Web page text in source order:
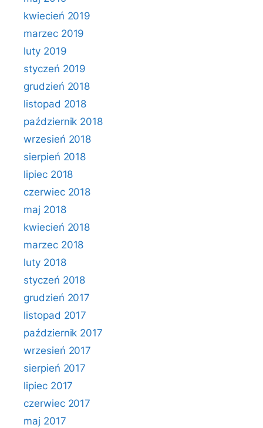
kwiecień 2019
marzec 2019
luty 2019
styczeń 2019
grudzień 2018
listopad 2018
październik 2018
wrzesień 2018
sierpień 2018
lipiec 2018
czerwiec 2018
maj 2018
kwiecień 2018
marzec 2018
luty 2018
styczeń 2018
grudzień 2017
listopad 2017
październik 2017
wrzesień 2017
sierpień 2017
lipiec 2017
czerwiec 2017
maj 2017